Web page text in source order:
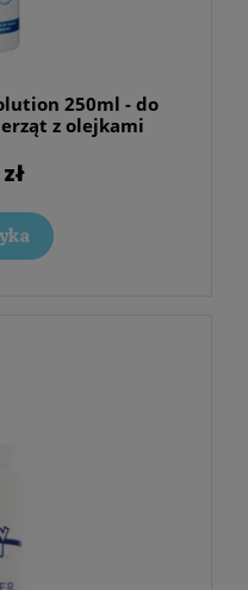
250ml - do
z olejkami